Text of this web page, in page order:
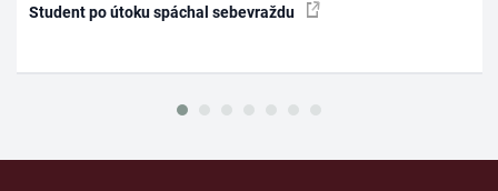
Student po útoku spáchal sebevraždu